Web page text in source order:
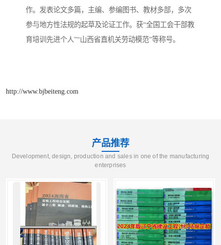
作。发表论文多篇，主编、参编图书、教材多部，多次
参与地方性法规的起草及论证工作。获“全国工会干部教
育培训先进个人”“山西省直机关劳动模范”等称号。
http://www.bjbeiteng.com
产品推荐
Development, design, production and sales in one of the manufacturing
enterprises